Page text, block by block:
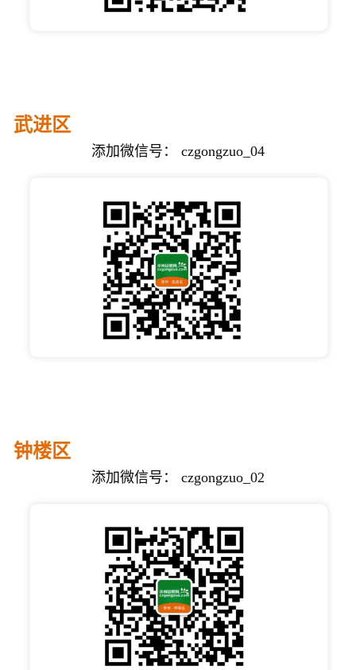
武进区
添加微信号： czgongzuo_04
钟楼区
添加微信号： czgongzuo_02